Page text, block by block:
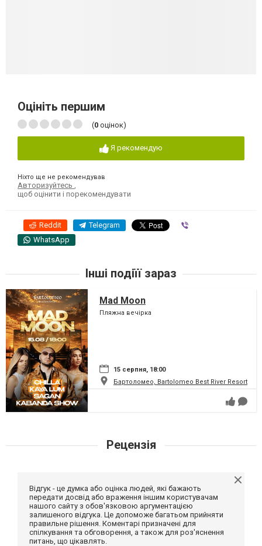
Оцініть першим
(0 оцінок)
Я рекомендую
Ніхто ще не рекомендував
Авторизуйтесь
щоб оцінити і порекомендувати
Reddit Telegram
WhatsApp
Інші подіїї зараз
Mad Moon
Пляжна вечірка
15 серпня, 18:00
Бартоломео, Bartolomeo Best River Resort
Рецензія
Відгук - це думка або оцінка людей, які бажають
передати досвід або враження іншим користувачам
нашого сайту з обов'язковою аргументацією
залишеного відгука. Це допоможе багатьом прийняти
правильне рішення. Коментарі призначені для
спілкування та обговорення, а також для роз'яснення
питань, що цікавлять.